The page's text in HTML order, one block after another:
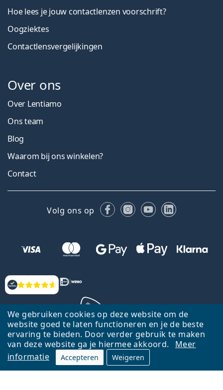
We gebruiken cookies op deze website om de
website goed te laten functioneren en je de beste
ervaring te bieden. Door verder gebruik te maken
van deze website ga je hiermee akkoord.
Meer
informatie
Accepteren Weigeren
Beoordelingen
Hoe lees je jouw contactlenzen voorschrift?
Oogziektes
Contactlensvergelijkingen
Over ons
Over Lentiamo
Ons team
Blog
Waarom bij ons winkelen?
Contact
Volg ons op FacebookInstagram
YouTubeLinkedIn
Terug naar de homepagina
Ga omhoog
Lentiamo.nl is eigendom van en wordt beheerd door Lentiamo s.r.o.,
Tsjechië
Hier al 18 jaar voor jou.